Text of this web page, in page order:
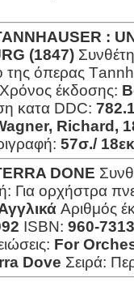
:
(1847)
της όπερας
Χρόνος έκδοσης:
κατα DDC:
Richard,
57σ./
DONE
Για ορχήστρα
Αριθμός
ISBN: 960-
For
Dove Σειρά: